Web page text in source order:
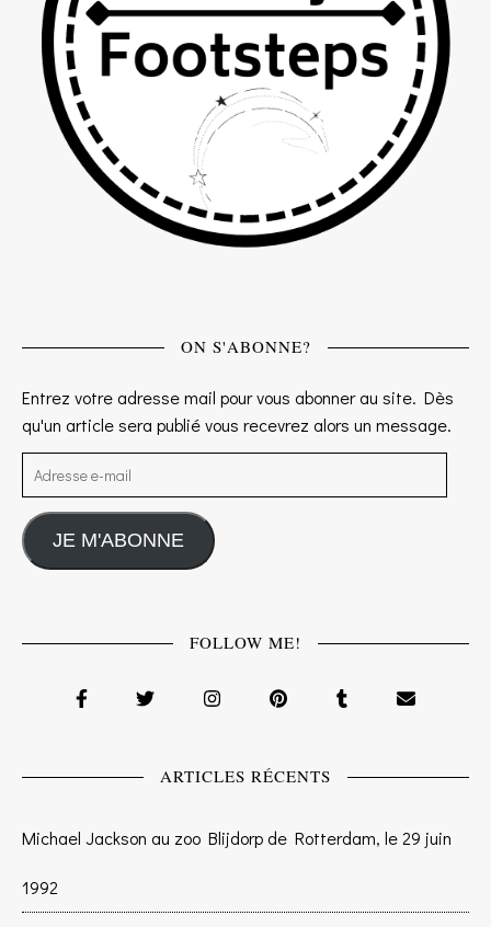
ON S'ABONNE?
Entrez votre adresse mail pour vous abonner au site. Dès
qu'un article sera publié vous recevrez alors un message.
Adresse e-mail
JE M'ABONNE
FOLLOW ME!
ARTICLES RÉCENTS
Michael Jackson au zoo Blijdorp de Rotterdam, le 29 juin
1992